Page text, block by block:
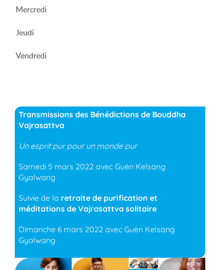
Mercredi
Jeudi
Vendredi
Transmissions des Bénédictions de Bouddha
Vajrasattva
Un esprit pur pour un monde pur
Samedi 5 mars 2022 avec Guèn Kelsang
Gyalwang
Suivie de la retraite de purification et
méditations de Vajrasattva solitaire
Dimanche 6 mars 2022 avec Guèn Kelsang
Gyalwang